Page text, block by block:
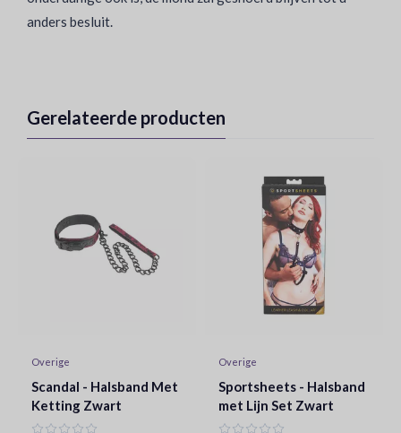
anders besluit.
Gerelateerde producten
Overige
Scandal - Halsband Met
Ketting Zwart
Overige
Sportsheets - Halsband
met Lijn Set Zwart